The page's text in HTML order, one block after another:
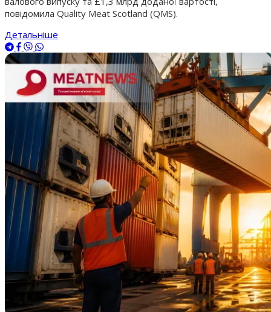
повідомила Quality Meat Scotland (QMS).
Детальніше